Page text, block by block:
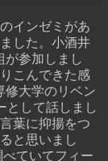
インゼミがあ
した。小酒井
が参加しまし
こんできた感
修大学のリベン
として話しまし
葉に抑揚をつ
と思いまし
ていてフィー